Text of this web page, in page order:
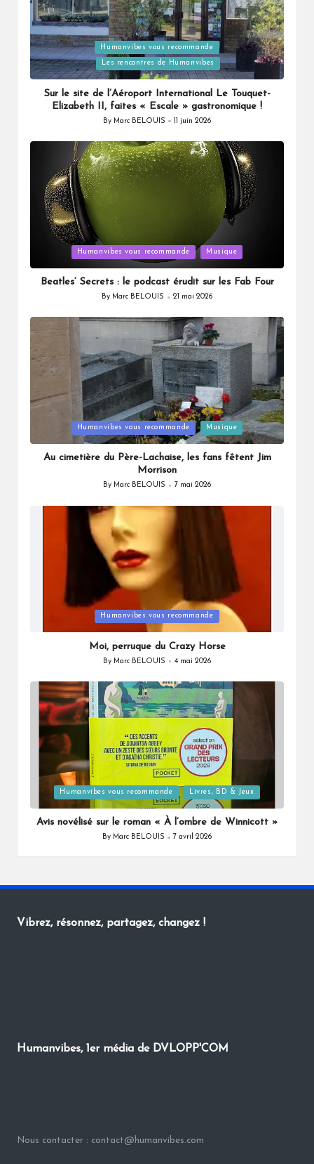
Posted
in
Humanvibes vous recommande
Les rencontres de Humanvibes
Sur le site de l’Aéroport International Le Touquet-
Elizabeth II, faites « Escale » gastronomique !
Posted
By Marc BELOUIS 11 juin 2026
in
Humanvibes vous recommande Musique
Beatles’ Secrets : le podcast érudit sur les Fab Four
Posted
By Marc BELOUIS 21 mai 2026
in
Humanvibes vous recommande Musique
Au cimetière du Père-Lachaise, les fans fêtent Jim
Morrison
Posted
By Marc BELOUIS 7 mai 2026
in
Humanvibes vous recommande
Moi, perruque du Crazy Horse
Posted
By Marc BELOUIS 4 mai 2026
Posted
in
Humanvibes vous recommande Livres, BD & Jeux
Avis novélisé sur le roman « À l’ombre de Winnicott »
Posted
By Marc BELOUIS 7 avril 2026
Vibrez, résonnez, partagez, changez !
Humanvibes, 1er média de DVLOPP'COM
Nous contacter : contact@humanvibes.com